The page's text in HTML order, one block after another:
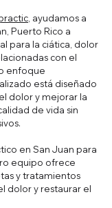
, ayudamos a
Puerto Rico a
para la ciática, dolor
con el
enfoque
está diseñado
dolor y mejorar la
de vida sin
en San Juan para
equipo ofrece
y tratamientos
dolor y restaurar el